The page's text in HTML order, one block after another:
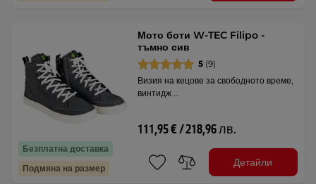
Безплатна доставка
Подмяна на размер
Мото боти W-TEC Filipo -
тъмно сив
5 (9)
Визия на кецове за свободното време,
винтидж …
111,95 € / 218,96 лв.
Детайли